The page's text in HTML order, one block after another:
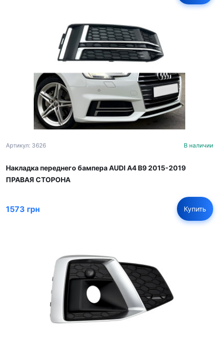
Артикул: 3626 В наличии
Накладка переднего бампера AUDI A4 B9 2015-2019
ПРАВАЯ СТОРОНА
1573 грн Купить